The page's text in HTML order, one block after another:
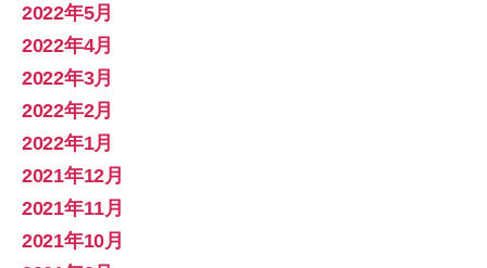
2022年5月
2022年4月
2022年3月
2022年2月
2022年1月
2021年12月
2021年11月
2021年10月